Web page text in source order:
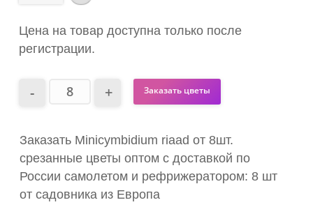
Цена на товар доступна только после
регистрации.
Заказать цветы
Заказать Minicymbidium riaad от 8шт.
срезанные цветы оптом с доставкой по
России самолетом и рефрижератором: 8 шт
от садовника из Европа